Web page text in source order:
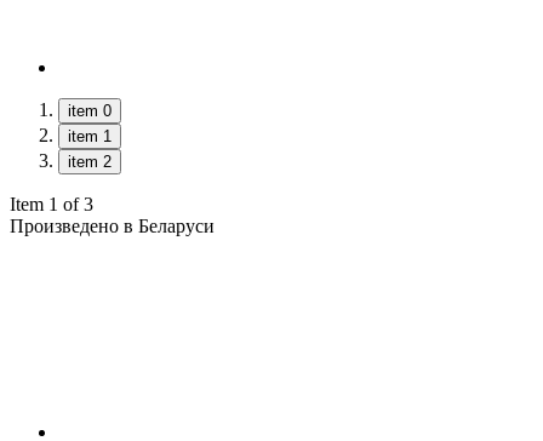
item 0
item 1
item 2
Item 1 of 3
Произведено в Беларуси